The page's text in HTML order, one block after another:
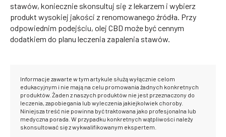
stawów, koniecznie skonsultuj się z lekarzem i wybierz
produkt wysokiej jakości z renomowanego źródła. Przy
odpowiednim podejściu, olej CBD może być cennym
dodatkiem do planu leczenia zapalenia stawów.
Informacje zawarte w tym artykule służą wyłącznie celom
edukacyjnym i nie mają na celu promowania żadnych konkretnych
produktów. Żaden z naszych produktów nie jest przeznaczony do
leczenia, zapobiegania lub wyleczenia jakiejkolwiek choroby.
Niniejsza treść nie powinna być traktowana jako profesjonalna lub
medyczna porada. W przypadku konkretnych wątpliwości należy
skonsultować się z wykwalifikowanym ekspertem.